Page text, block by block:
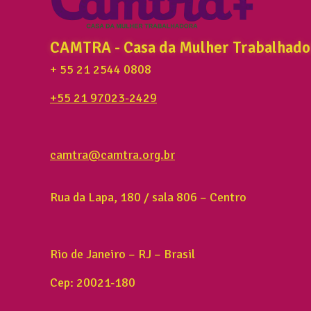
CAMTRA - Casa da Mulher
+ 55 21 2544 0808
+55 21 97023-2429
camtra@camtra.org.br
Rua da Lapa, 180 / sala 806 – Centro
Rio de Janeiro – RJ – Brasil
Cep: 20021-180